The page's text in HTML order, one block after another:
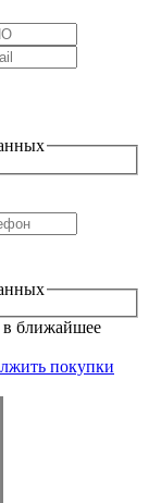
ближайшее
покупки